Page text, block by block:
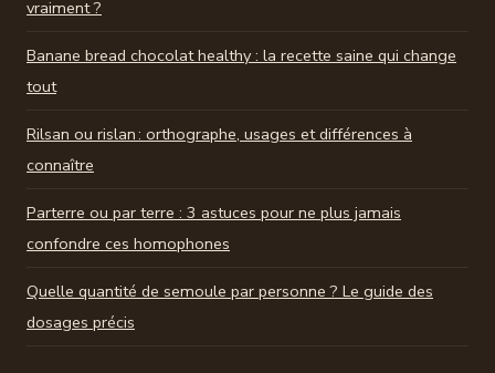
vraiment ?
Banane bread chocolat healthy : la recette saine qui change
tout
Rilsan ou rislan : orthographe, usages et différences à
connaître
Parterre ou par terre : 3 astuces pour ne plus jamais
confondre ces homophones
Quelle quantité de semoule par personne ? Le guide des
dosages précis